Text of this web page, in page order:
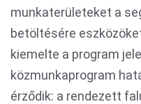
munkaterületeket a
betöltésére
kiemelte a program
közmunkaprogram
érződik: a rendezett